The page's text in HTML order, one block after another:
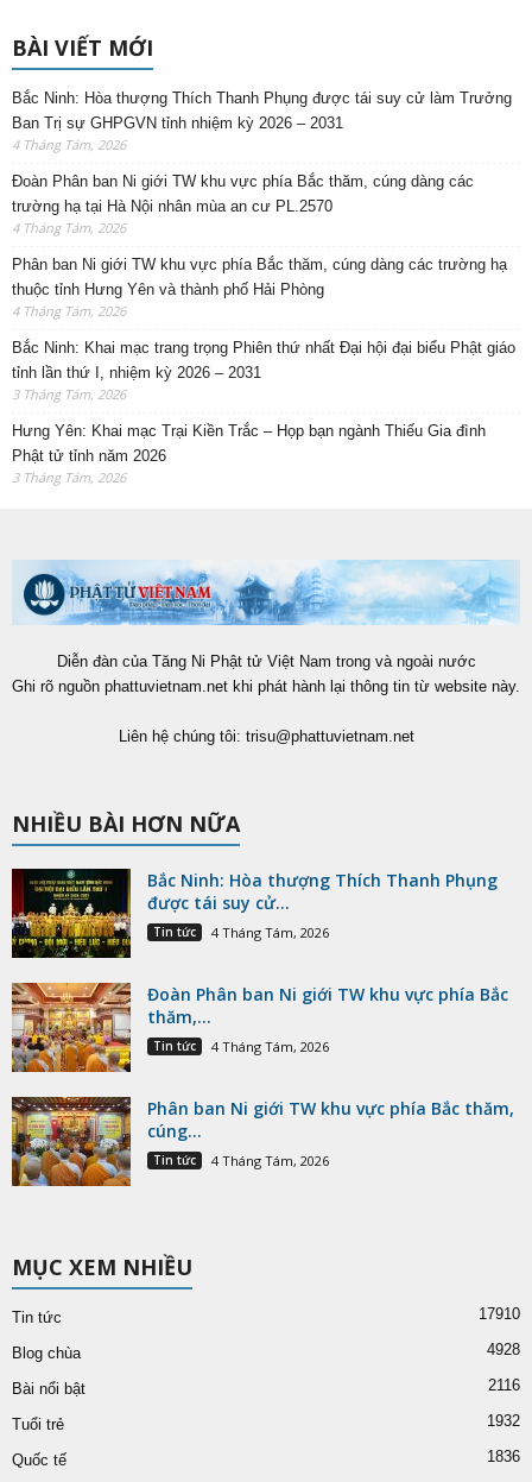
BÀI VIẾT MỚI
Bắc Ninh: Hòa thượng Thích Thanh Phụng được tái suy cử làm Trưởng
Ban Trị sự GHPGVN tỉnh nhiệm kỳ 2026 – 2031
4 Tháng Tám, 2026
Đoàn Phân ban Ni giới TW khu vực phía Bắc thăm, cúng dàng các
trường hạ tại Hà Nội nhân mùa an cư PL.2570
4 Tháng Tám, 2026
Phân ban Ni giới TW khu vực phía Bắc thăm, cúng dàng các trường hạ
thuộc tỉnh Hưng Yên và thành phố Hải Phòng
4 Tháng Tám, 2026
Bắc Ninh: Khai mạc trang trọng Phiên thứ nhất Đại hội đại biểu Phật giáo
tỉnh lần thứ I, nhiệm kỳ 2026 – 2031
3 Tháng Tám, 2026
Hưng Yên: Khai mạc Trại Kiền Trắc – Họp bạn ngành Thiếu Gia đình
Phật tử tỉnh năm 2026
3 Tháng Tám, 2026
Diễn đàn của Tăng Ni Phật tử Việt Nam trong và ngoài nước
Ghi rõ nguồn phattuvietnam.net khi phát hành lại thông tin từ website này.
Liên hệ chúng tôi: trisu@phattuvietnam.net
NHIỀU BÀI HƠN NỮA
Bắc Ninh: Hòa thượng Thích Thanh Phụng
được tái suy cử...
Tin tức 4 Tháng Tám, 2026
Đoàn Phân ban Ni giới TW khu vực phía Bắc
thăm,...
Tin tức 4 Tháng Tám, 2026
Phân ban Ni giới TW khu vực phía Bắc thăm,
cúng...
Tin tức 4 Tháng Tám, 2026
MỤC XEM NHIỀU
Tin tức 17910
Blog chùa 4928
Bài nổi bật 2116
Tuổi trẻ 1932
Quốc tế 1836